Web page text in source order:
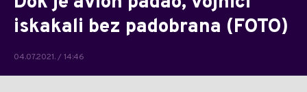
iskakali bez padobrana (FOTO)
04.07.2021. / 14:46